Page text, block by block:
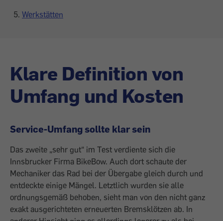
Werkstätten
Klare Definition von
Umfang und Kosten
Service-Umfang sollte klar sein
Das zweite „sehr gut“ im Test verdiente sich die
Innsbrucker Firma BikeBow. Auch dort schaute der
Mechaniker das Rad bei der Übergabe gleich durch und
entdeckte einige Mängel. Letztlich wurden sie alle
ordnungsgemäß behoben, sieht man von den nicht ganz
exakt ausgerichteten erneuerten Bremsklötzen ab. In